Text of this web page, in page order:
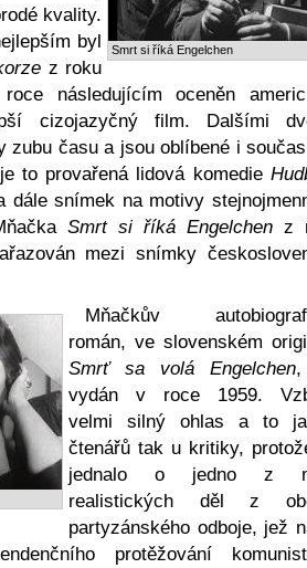
Smrt si říká Engelchen
kvality.
byl
z roku
následujícím oceněn
cizojazyčný film. Dalšími
zubu času a jsou oblíbené i
to provařená lidová komedie
dále snímek na motivy
Smrt si říká Engelchen z
mezi snímky
Mňačkův
román, ve slovenském
Smrť sa volá Engelchen
vydán v roce 1959.
velmi silný ohlas a to
čtenářů tak u kritiky,
jednalo o jedno z
realistických děl z
partyzánského odboje, jež
protěžování